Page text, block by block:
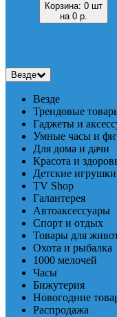
Корзина: 0 шт
на 0 р.
Везде
Везде
Трендовые
Гаджеты и
Умные часы и
Для дома и дачи
Красота и
Детские
TV Shop
Галантерея
Автоаксессуары
Спорт и отдых
Товары для
Охота и рыбалка
1000 мелочей
Часы
Бижутерия
Новогодние
Распродажа